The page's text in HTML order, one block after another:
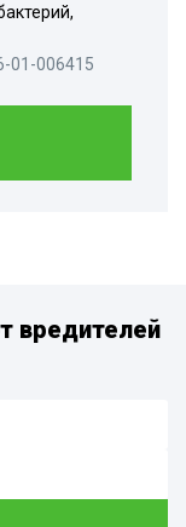
01-006415
вредителей